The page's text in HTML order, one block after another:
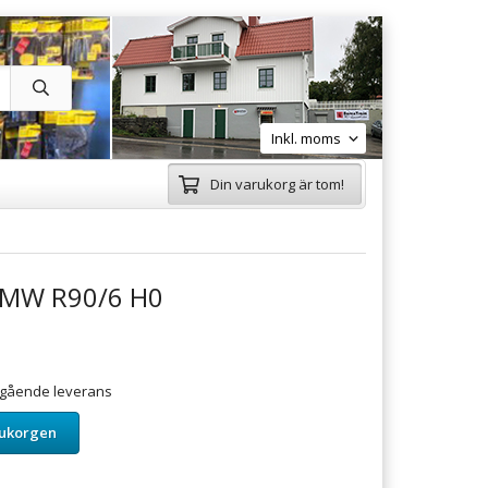
Din varukorg är tom!
R90/6 H0
leverans